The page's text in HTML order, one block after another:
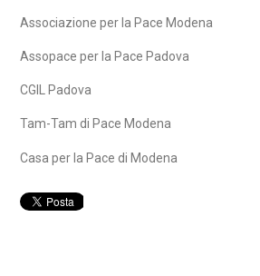
Associazione per la Pace Modena
Assopace per la Pace Padova
CGIL Padova
Tam-Tam di Pace Modena
Casa per la Pace di Modena